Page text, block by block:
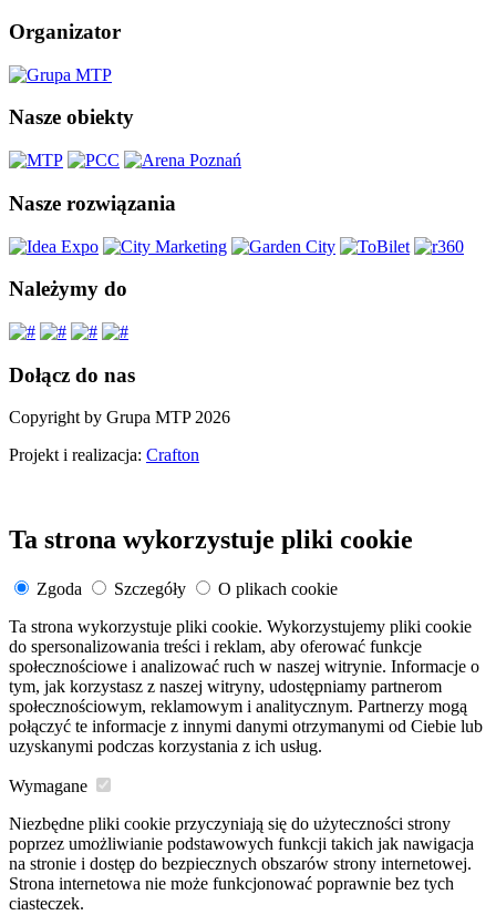
Organizator
Nasze obiekty
Nasze rozwiązania
Należymy do
Dołącz do nas
Copyright by Grupa MTP 2026
Projekt i realizacja: Crafton
Ta strona wykorzystuje pliki cookie
Zgoda Szczegóły
O plikach cookie
Ta strona wykorzystuje pliki cookie. Wykorzystujemy pliki cookie
do spersonalizowania treści i reklam, aby oferować funkcje
społecznościowe i analizować ruch w naszej witrynie. Informacje o
tym, jak korzystasz z naszej witryny, udostępniamy partnerom
społecznościowym, reklamowym i analitycznym. Partnerzy mogą
połączyć te informacje z innymi danymi otrzymanymi od Ciebie lub
uzyskanymi podczas korzystania z ich usług.
Wymagane
Niezbędne pliki cookie przyczyniają się do użyteczności strony
poprzez umożliwianie podstawowych funkcji takich jak nawigacja
na stronie i dostęp do bezpiecznych obszarów strony internetowej.
Strona internetowa nie może funkcjonować poprawnie bez tych
ciasteczek.